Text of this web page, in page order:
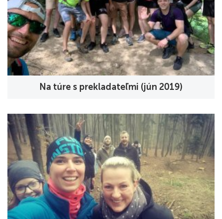
Na túre s prekladateľmi (jún 2019)